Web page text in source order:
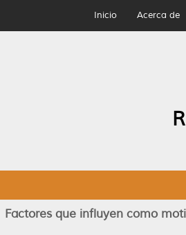
Inicio Acerca de
Factores que influyen como